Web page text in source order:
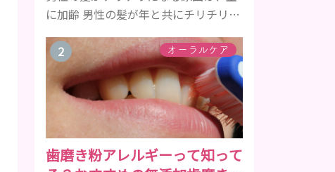
に加齢 男性の髪が年と共にチリチリに
い頃はしっかりとボリュームがあり、
髪にツヤがあった男性も、いつのまに
か髪がチリチリでペタンとするように
なったと感じる人もいるでしょう。特
に大人の男性としての魅力が出てくる
40代以降の男性に悩んでいる人が多い
傾向があります。 髪が生え変わるサイ
オーラルケア
歯磨き粉アレルギーって知って